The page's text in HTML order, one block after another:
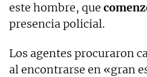
este hombre, que
presencia policial.
Los agentes procuraron
al encontrarse en «gran